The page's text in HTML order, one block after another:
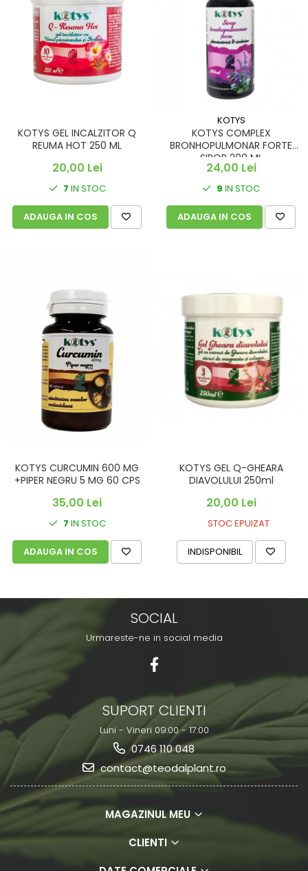
KOTYS GEL INCALZITOR Q
REUMA HOT 250 ML
20,00 Lei
7 IN STOC
ADAUGA IN COS
KOTYS
KOTYS COMPLEX
BRONHOPULMONAR FORTE
SIROP 200 ML
24,00 Lei
9 IN STOC
ADAUGA IN COS
KOTYS CURCUMIN 600 MG
+PIPER NEGRU 5 MG 60 CPS
35,00 Lei
7 IN STOC
ADAUGA IN COS
KOTYS GEL Q-GHEARA
DIAVOLULUI 250ml
20,00 Lei
STOC EPUIZAT
INDISPONIBIL
SOCIAL
Urmareste-ne in social media
SUPORT CLIENTI
Luni - Vineri 09:00 - 17:00
0746 110 048
contact@teodalplant.ro
MAGAZINUL MEU
CLIENTI